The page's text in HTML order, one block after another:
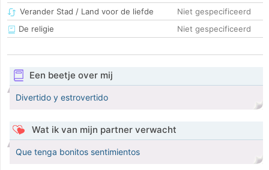
Verander Stad / Land voor de liefde
Niet gespecificeerd
De religie
Niet gespecificeerd
Een beetje over mij
Divertido y estrovertido
Wat ik van mijn partner verwacht
Que tenga bonitos sentimientos